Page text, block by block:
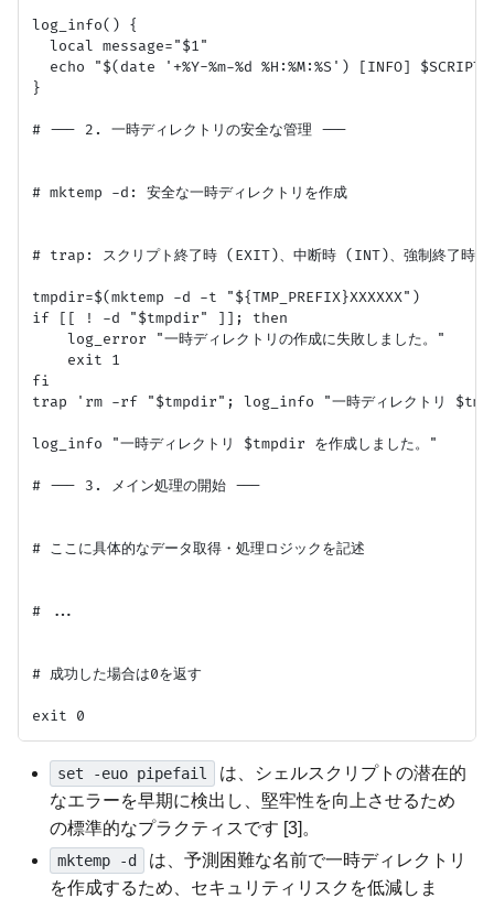
log_info() {
  local message="$1"
echo "$(date '+%Y-%m-%d %H:%M:%S') [INFO]
}
# --- 2. 一時ディレクトリの安全な管理 ---
# mktemp -d: 安全な一時ディレクトリを作成
# trap: スクリプト終了時 (EXIT)、中断時 (INT)、強制終了時
tmpdir=$(mktemp -d -t "${TMP_PREFIX}XXXXXX")
if [[ ! -d "$tmpdir" ]]; then
    log_error "一時ディレクトリの作成に失敗しました。"
    exit 1
fi
trap 'rm -rf "$tmpdir"; log_info "一時ディレクトリ
log_info "一時ディレクトリ $tmpdir を作成しました。"
# --- 3. メイン処理の開始 ---
# ここに具体的なデータ取得・処理ロジックを記述
# ...
# 成功した場合は0を返す
set -euo pipefail
は、シェルスクリプトの潜在的
なエラーを早期に検出し、堅牢性を向上させるため
の標準的なプラクティスです [3]。
mktemp -d
は、予測困難な名前で一時ディレクトリ
を作成するため、セキュリティリスクを低減しま